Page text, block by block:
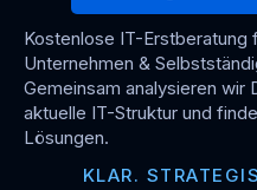
Kostenlose IT-Erstberatung
Unternehmen &
Gemeinsam analysieren wir
aktuelle IT-Struktur und
Lösungen.
KLAR.